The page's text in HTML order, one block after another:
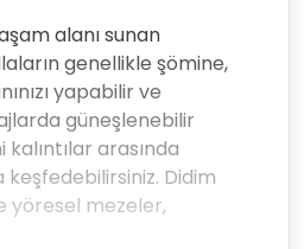
alanı sunan
genellikle şömine,
yapabilir ve
güneşlenebilir
arasında
keşfedebilirsiniz. Didim
yöresel mezeler,